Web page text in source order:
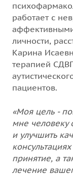
работает с
аффективными
личности,
Карина
терапией
пациентов.
«Моя цель -
мне человеку
и улучшить
принятие, а
лечение